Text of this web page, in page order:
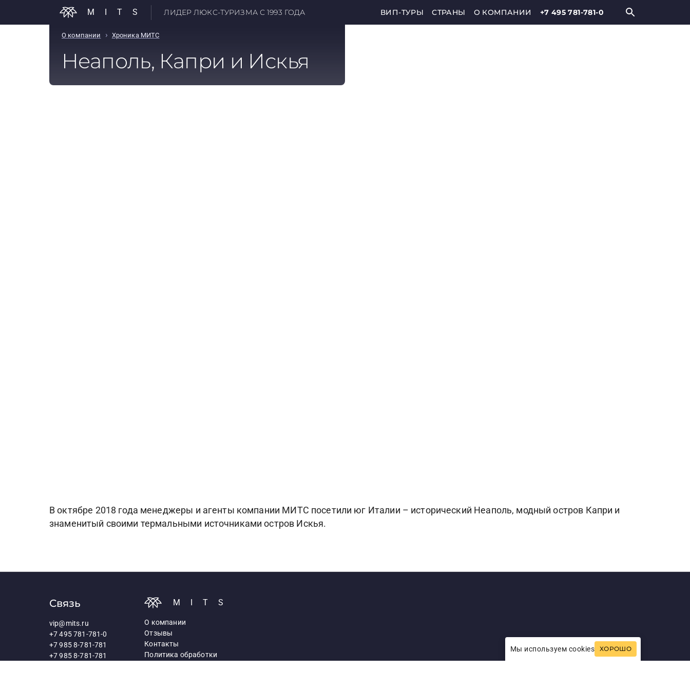
MITS ЛИДЕР ЛЮКС-ТУРИЗМА С 1993 ГОДА ВИП-ТУРЫ СТРАНЫ О КОМПАНИИ +7 495 781-781-0
О компании › Хроника МИТС
Неаполь, Капри и Искья
В октябре 2018 года менеджеры и агенты компании МИТС посетили юг Италии – исторический Неаполь, модный остров Капри и
знаменитый своими термальными источниками остров Искья.
Связь
vip@mits.ru
+7 495 781-781-0
+7 985 8-781-781
+7 985 8-781-781
MITS
О компании
Отзывы
Контакты
Политика обработки
Мы используем cookies ХОРОШО